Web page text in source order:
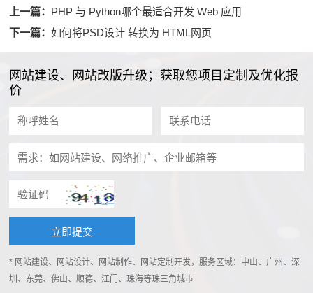
上一篇： PHP 与 Python哪个最适合开发 Web 应用
下一篇：如何将PSD设计 转换为 HTML网页
网站建设、网站改版升级；获取您项目定制及优化报
价
* 网站建设、网站设计、网站制作、网站定制开发，服务区域：中山、广州、深
圳、东莞、佛山、顺德、江门、珠海等珠三角城市